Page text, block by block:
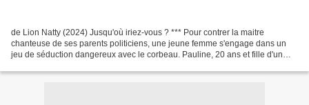
de Lion Natty (2024) Jusqu'où iriez-vous ? *** Pour contrer la maitre
chanteuse de ses parents politiciens, une jeune femme s'engage dans un
jeu de séduction dangereux avec le corbeau. Pauline, 20 ans et fille d'un